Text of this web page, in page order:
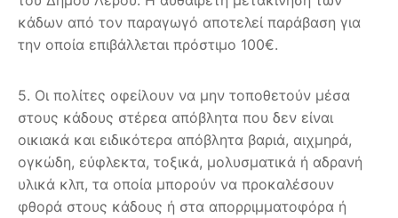
κάδων από τον παραγωγό αποτελεί παράβαση για
την οποία επιβάλλεται πρόστιμο 100€.
5. Οι πολίτες οφείλουν να μην τοποθετούν μέσα
στους κάδους στέρεα απόβλητα που δεν είναι
οικιακά και ειδικότερα απόβλητα βαριά, αιχμηρά,
ογκώδη, εύφλεκτα, τοξικά, μολυσματικά ή αδρανή
υλικά κλπ, τα οποία μπορούν να προκαλέσουν
φθορά στους κάδους ή στα απορριμματοφόρα ή